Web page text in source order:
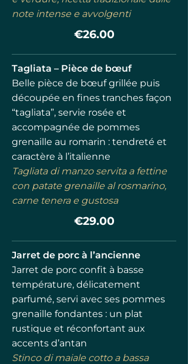
note intense e avvolgenti
€26.00
Tagliata – Pièce de bœuf
Belle pièce de bœuf grillée puis
découpée en fines tranches façon
“tagliata”, servie rosée et
accompagnée de pommes
grenaille au romarin : tendreté et
caractère à l’italienne
Tagliata di manzo servita a fettine
con patate grenaille al rosmarino,
carne tenera e gustosa
€29.00
Jarret de porc à l’ancienne
Jarret de porc confit à basse
température, délicatement
parfumé, servi avec ses pommes
grenaille fondantes : un plat
rustique et réconfortant aux
accents d’antan
Stinco di maiale cotto a bassa